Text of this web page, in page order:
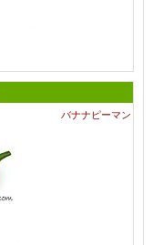
バナナピーマン